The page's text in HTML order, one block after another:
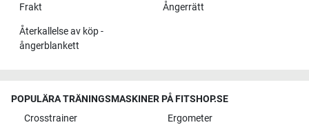
Frakt Ångerrätt
Återkallelse av köp -
ångerblankett
POPULÄRA TRÄNINGSMASKINER PÅ FITSHOP.SE
Crosstrainer
Ergometer